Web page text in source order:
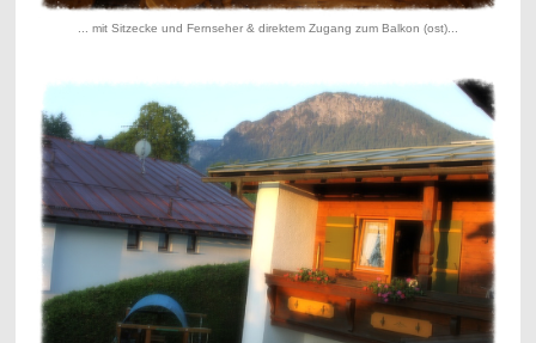
... mit Sitzecke und Fernseher & direktem Zugang zum Balkon (ost)...